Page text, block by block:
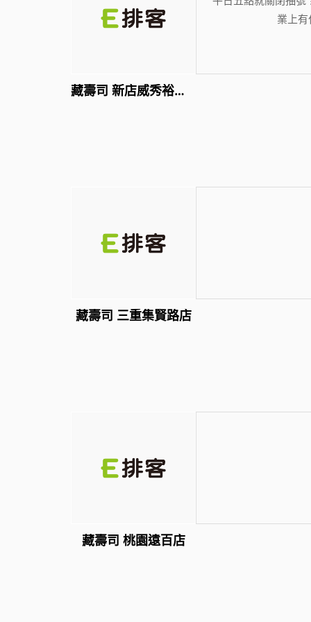
業上有
藏壽司 新店威秀裕隆店
藏壽司 三重集賢路店
藏壽司 桃園遠百店